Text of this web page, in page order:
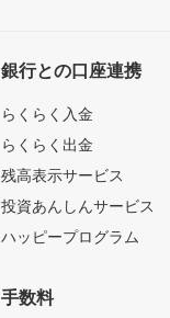
銀行との口座連携
らくらく入金
らくらく出金
残高表示サービス
投資あんしんサービス
ハッピープログラム
手数料